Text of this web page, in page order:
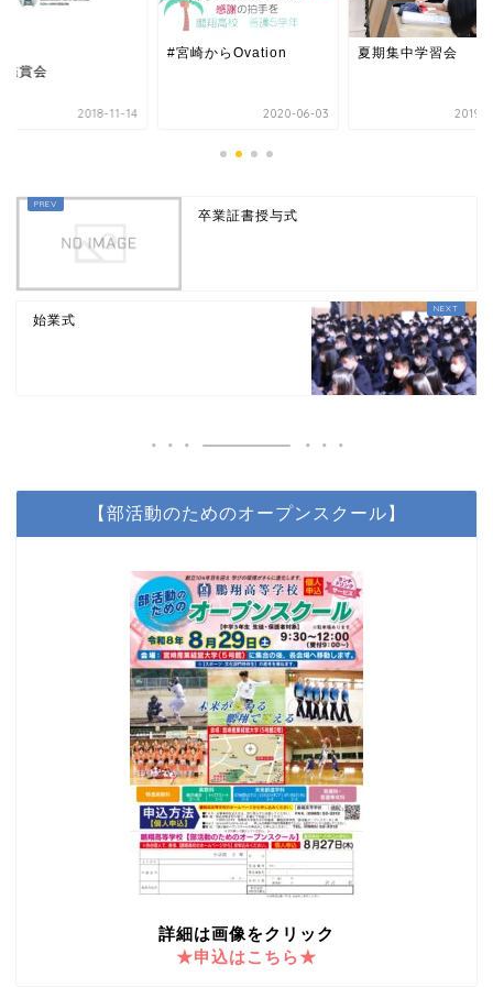
鑑賞会
2018-11-14
#宮崎からOvation
2020-06-03
夏期集中学習会
2019-
卒業証書授与式
始業式
【部活動のためのオープンスクール】
詳細は画像をクリック
★申込はこちら★